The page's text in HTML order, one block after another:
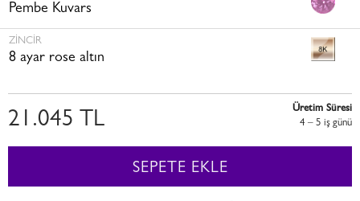
Pembe Kuvars
ZINCIR
8 ayar rose altın
21.045 TL
Üretim Süresi
4 – 5 i̇ş günü
SEPETE EKLE